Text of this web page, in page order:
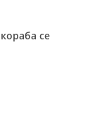
се